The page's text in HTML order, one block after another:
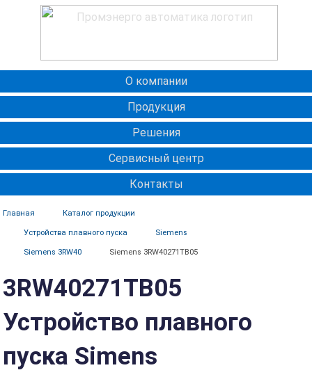
О компании
Продукция
Решения
Сервисный центр
Контакты
Главная Каталог продукции
Устройства плавного пуска Siemens
Siemens 3RW40 Siemens 3RW40271TB05
3RW40271TB05
Устройство плавного
пуска Simens